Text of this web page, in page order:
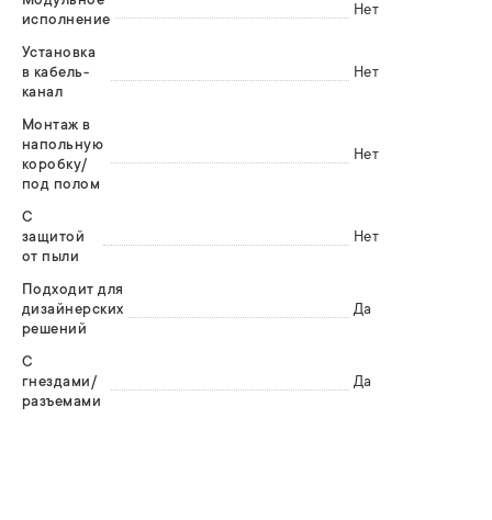
исполнение
Нет
Установка
в кабель-
канал
Нет
Монтаж в
напольную
коробку/
под полом
Нет
С
защитой
от пыли
Нет
Подходит для
дизайнерских
решений
Да
С
гнездами/
разъемами
Да